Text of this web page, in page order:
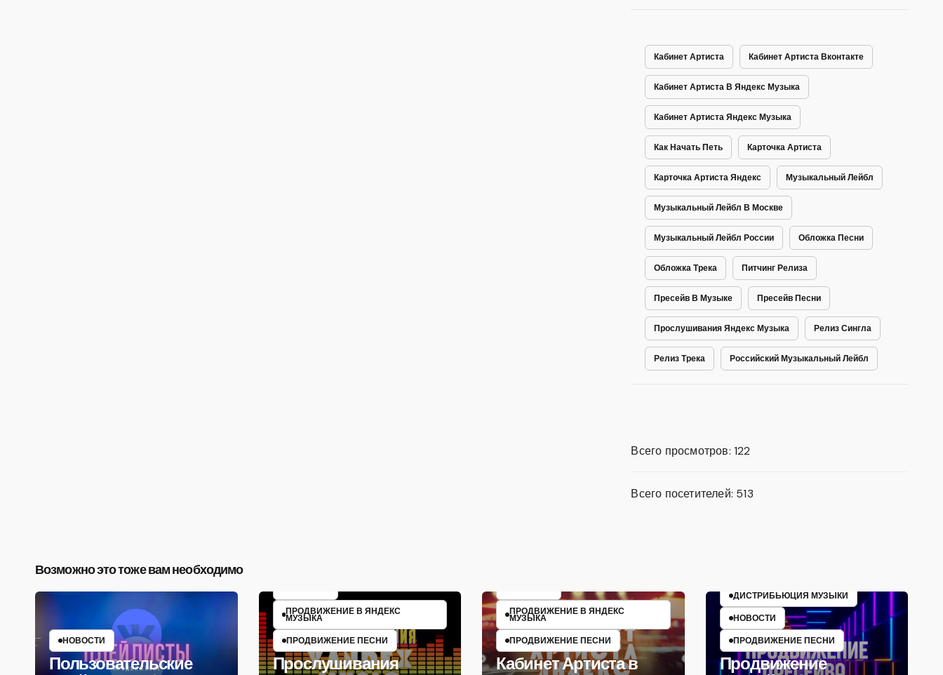
Кабинет Артиста Кабинет Артиста Вконтакте
Кабинет Артиста В Яндекс Музыка
Кабинет Артиста Яндекс Музыка
Как Начать Петь Карточка Артиста
Карточка Артиста Яндекс Музыкальный Лейбл
Музыкальный Лейбл В Москве
Музыкальный Лейбл России Обложка Песни
Обложка Трека Питчинг Релиза
Пресейв В Музыке Пресейв Песни
Прослушивания Яндекс Музыка Релиз Сингла
Релиз Трека Российский Музыкальный Лейбл
Всего просмотров: 122
Всего посетителей: 513
Возможно это тоже вам необходимо
НОВОСТИ
Пользовательские
ПРОДВИЖЕНИЕ В ЯНДЕКС
МУЗЫКА
ПРОДВИЖЕНИЕ ПЕСНИ
Прослушивания
ПРОДВИЖЕНИЕ В ЯНДЕКС
МУЗЫКА
ПРОДВИЖЕНИЕ ПЕСНИ
Кабинет Артиста в
ДИСТРИБЬЮЦИЯ МУЗЫКИ
НОВОСТИ
ПРОДВИЖЕНИЕ ПЕСНИ
Продвижение